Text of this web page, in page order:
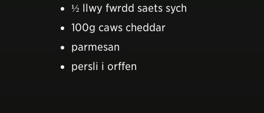
½ llwy fwrdd saets sych
100g caws cheddar
parmesan
persli i orffen